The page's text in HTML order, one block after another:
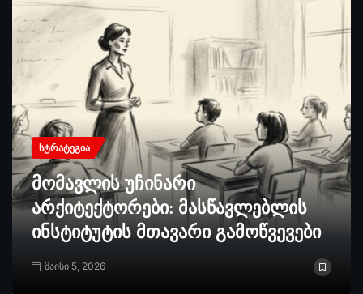
ᲡᲢᲠᲐᲢᲔᲒᲘᲐ
მომავლის უჩინარი
არქიტექტორები: მასწავლებლის
ინსტიტუტის მთავარი გამოწვევები
მაისი 5, 2026